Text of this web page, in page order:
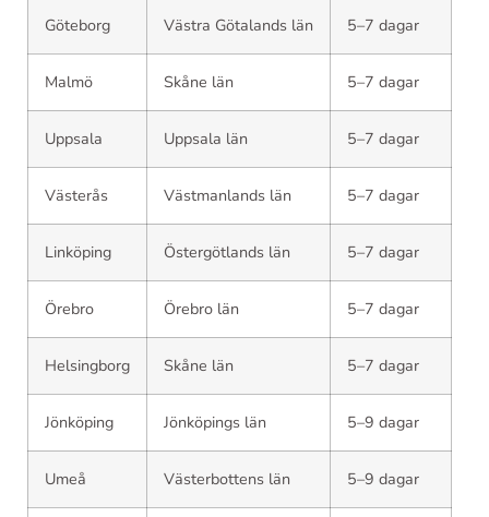
Göteborg Västra Götalands län 5–7 dagar
Malmö Skåne län 5–7 dagar
Uppsala Uppsala län 5–7 dagar
Västerås Västmanlands län 5–7 dagar
Linköping Östergötlands län 5–7 dagar
Örebro Örebro län 5–7 dagar
Helsingborg Skåne län 5–7 dagar
Jönköping Jönköpings län 5–9 dagar
Umeå Västerbottens län 5–9 dagar